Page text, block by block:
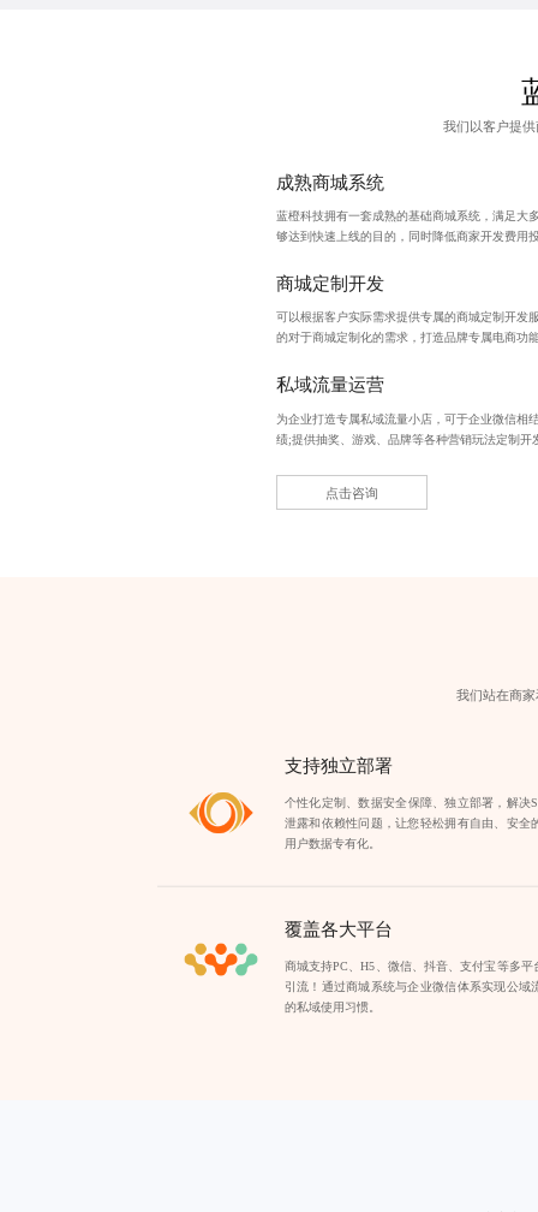
我们以客户提
成熟商城系统
蓝橙科技拥有一套成熟的基础商城系统，满足大
够达到快速上线的目的，同时降低商家开发费用
商城定制开发
可以根据客户实际需求提供专属的商城定制开发
的对于商城定制化的需求，打造品牌专属电商功
私域流量运营
为企业打造专属私域流量小店，可于企业微信相
绩;提供抽奖、游戏、品牌等各种营销玩法定制开
点击咨询
我们站在商
支持独立部署
个性化定制、数据安全保障、独立部署，解决
泄露和依赖性问题，让您轻松拥有自由、安全
用户数据专有化。
覆盖各大平台
商城支持PC、H5、微信、抖音、支付宝等多
引流！通过商城系统与企业微信体系实现公域
的私域使用习惯。